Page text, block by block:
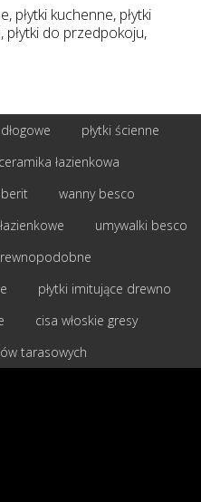
płytki kuchenne, płytki
płytki do przedpokoju,
płytki ścienne
ceramika łazienkowa
wanny besco
umywalki besco
płytki imitujące drewno
cisa włoskie gresy
tarasowych